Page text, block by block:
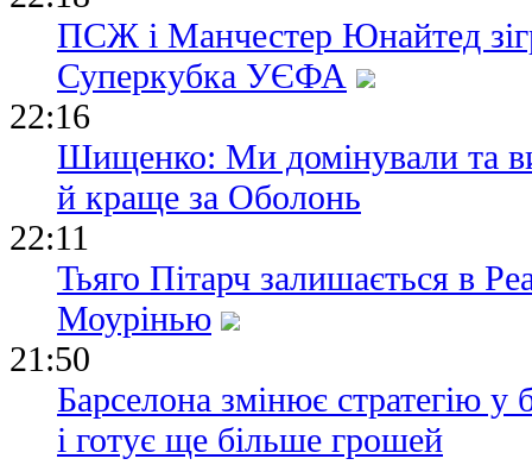
ПСЖ і Манчестер Юнайтед
Суперкубка УЄФА
22:16
Шищенко: Ми домінували та
й краще за Оболонь
22:11
Тьяго Пітарч залишається в
Моурінью
21:50
Барселона змінює стратегію у
і готує ще більше грошей